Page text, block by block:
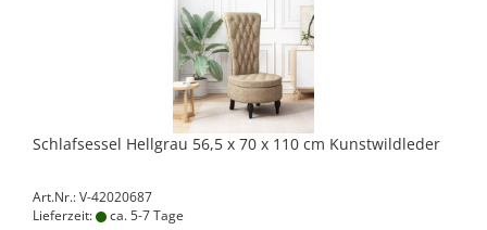
Schlafsessel Hellgrau 56,5 x 70 x 110 cm Kunstwildleder
Art.Nr.: V-42020687
Lieferzeit:
ca. 5-7 Tage